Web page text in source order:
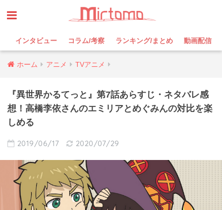
インタビュー コラム/考察 ランキング/まとめ 動画配信
ホーム アニメ TVアニメ
『異世界かるてっと』第7話あらすじ・ネタバレ感
想！高橋李依さんのエミリアとめぐみんの対比を楽
しめる
2019/06/17 2020/07/29